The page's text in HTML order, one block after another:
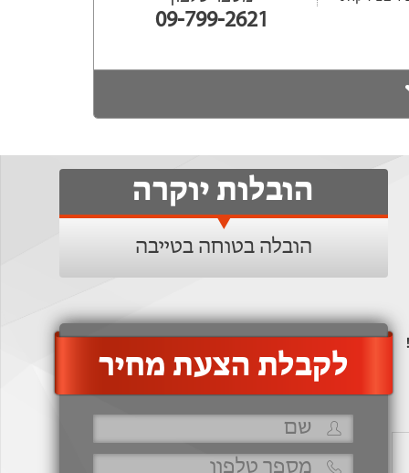
09-799-2621
הובלות יוקרה
הובלה בטוחה בטייבה
‫לקבלת הצעת מחיר